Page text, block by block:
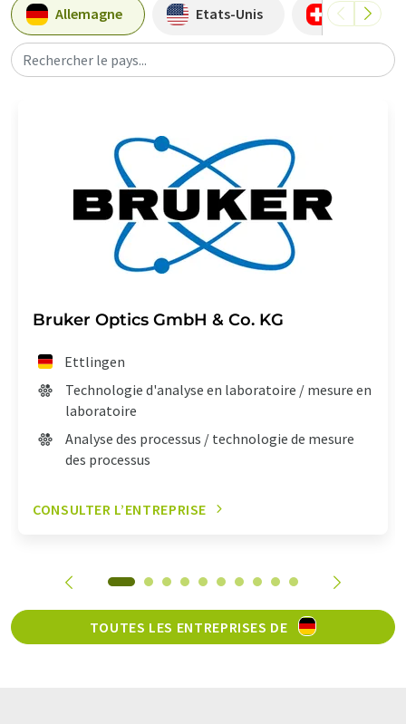
Allemagne Etats-Unis Suisse
Rechercher le pays...
Bruker Optics GmbH & Co. KG
Ettlingen
Technologie d'analyse en laboratoire / mesure en
laboratoire
Analyse des processus / technologie de mesure
des processus
CONSULTER L’ENTREPRISE
TOUTES LES ENTREPRISES DE